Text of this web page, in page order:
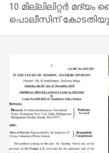
10 മില്ലിലിറ്റർ
പൊലീസിന്